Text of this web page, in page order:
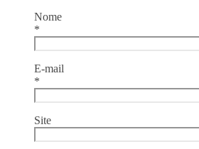
Nome
*
E-mail
*
Site